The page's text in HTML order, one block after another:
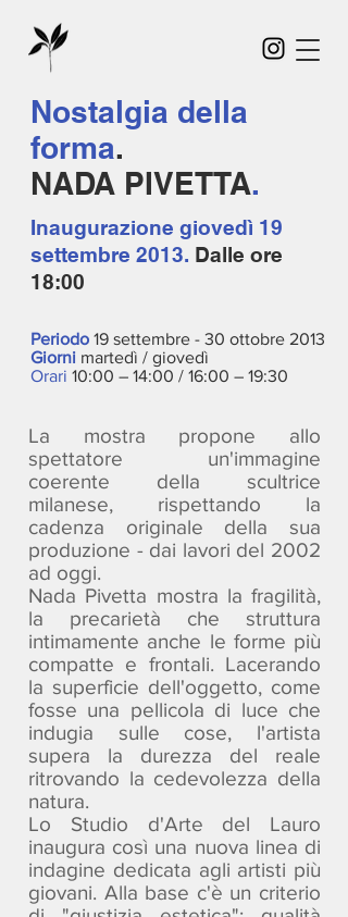
Nostalgia della
forma.
NADA PIVETTA.
Inaugurazione giovedì 19
settembre 2013. Dalle ore
18:00
Periodo 19 settembre - 30 ottobre 2013
Giorni martedì / giovedì
Orari 10:00 – 14:00 / 16:00 – 19:30
La mostra propone allo
spettatore un'immagine
coerente della scultrice
milanese, rispettando la
cadenza originale della sua
produzione - dai lavori del 2002
ad oggi.
Nada Pivetta mostra la fragilità,
la precarietà che struttura
intimamente anche le forme più
compatte e frontali. Lacerando
la superficie dell'oggetto, come
fosse una pellicola di luce che
indugia sulle cose, l'artista
supera la durezza del reale
ritrovando la cedevolezza della
natura.
Lo Studio d'Arte del Lauro
inaugura così una nuova linea di
indagine dedicata agli artisti più
giovani. Alla base c'è un criterio